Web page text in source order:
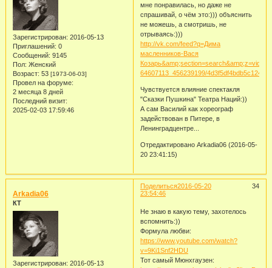
Зарегистрирован: 2016-05-13
Приглашений: 0
Сообщений: 9145
Пол: Женский
Возраст: 53 [1973-06-03]
Провел на форуме:
2 месяца 8 дней
Последний визит:
2025-02-03 17:59:46
мне понравилась, но даже не
спрашивай, о чём это:))) объяснить
не можешь, а смотришь, не
отрываясь:)))
http://vk.com/feed?q=Дима
масленников-Вася
Козарь&amp;section=search&amp;z=video-
64607113_456239199/
Чувствуется влияние спектакля
"Сказки Пушкина" Театра Наций:))
А сам Василий как хореограф
задействован в Питере, в
Ленинградцентре...
Отредактировано Arkadia06 (2016-05-
20 23:41:15)
Поделиться 34
2016-05-20
23:54:46
Arkadia06
КТ
Зарегистрирован: 2016-05-13
Не знаю в какую тему, захотелось
вспомнить:))
Формула любви:
https://www.youtube.com/watch?
v=9Ki1Snf2HDU
Тот самый Мюнхгаузен: